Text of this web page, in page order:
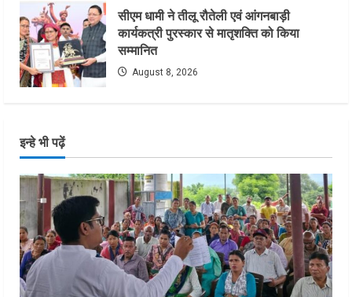
सीएम धामी ने तीलू रौतेली एवं आंगनबाड़ी
कार्यकत्री पुरस्कार से मातृशक्ति को किया
सम्मानित
August 8, 2026
इन्हे भी पढ़ें